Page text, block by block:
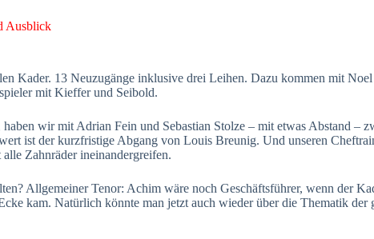
Ausblick
Kader. 13 Neuzugänge inklusive drei Leihen. Dazu kommen mit
mit Kieffer und Seibold.
haben wir mit Adrian Fein und Sebastian Stolze – mit etwas Abstand
ist der kurzfristige Abgang von Louis Breunig. Und unseren
Zahnräder ineinandergreifen.
Allgemeiner Tenor: Achim wäre noch Geschäftsführer, wenn der
kam. Natürlich könnte man jetzt auch wieder über die Thematik